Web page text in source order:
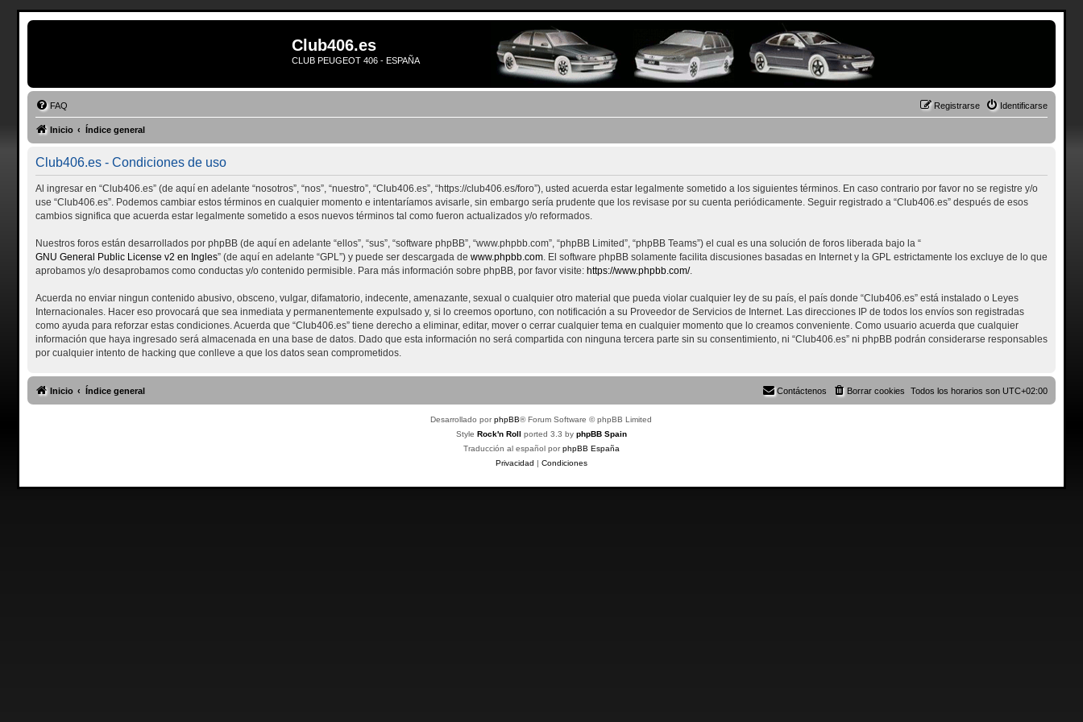
Club406.es
CLUB PEUGEOT 406 - ESPAÑA
FAQ Identificarse
Registrarse
Inicio Índice general
Club406.es - Condiciones de uso
Al ingresar en “Club406.es” (de aquí en adelante “nosotros”, “nos”, “nuestro”, “Club406.es”, “https://club406.es/foro”), usted acuerda estar legalmente sometido a los siguientes términos. En caso contrario por favor no se registre y/o
use “Club406.es”. Podemos cambiar estos términos en cualquier momento e intentaríamos avisarle, sin embargo sería prudente que los revisase por su cuenta periódicamente. Seguir registrado a “Club406.es” después de esos
cambios significa que acuerda estar legalmente sometido a esos nuevos términos tal como fueron actualizados y/o reformados.
Nuestros foros están desarrollados por phpBB (de aquí en adelante “ellos”, “sus”, “software phpBB”, “www.phpbb.com”, “phpBB Limited”, “phpBB Teams”) el cual es una solución de foros liberada bajo la “
GNU General Public License v2 en Ingles” (de aquí en adelante “GPL”) y puede ser descargada de www.phpbb.com. El software phpBB solamente facilita discusiones basadas en Internet y la GPL estrictamente los excluye de lo que
aprobamos y/o desaprobamos como conductas y/o contenido permisible. Para más información sobre phpBB, por favor visite: https://www.phpbb.com/.
Acuerda no enviar ningun contenido abusivo, obsceno, vulgar, difamatorio, indecente, amenazante, sexual o cualquier otro material que pueda violar cualquier ley de su país, el país donde “Club406.es” está instalado o Leyes
Internacionales. Hacer eso provocará que sea inmediata y permanentemente expulsado y, si lo creemos oportuno, con notificación a su Proveedor de Servicios de Internet. Las direcciones IP de todos los envíos son registradas
como ayuda para reforzar estas condiciones. Acuerda que “Club406.es” tiene derecho a eliminar, editar, mover o cerrar cualquier tema en cualquier momento que lo creamos conveniente. Como usuario acuerda que cualquier
información que haya ingresado será almacenada en una base de datos. Dado que esta información no será compartida con ninguna tercera parte sin su consentimiento, ni “Club406.es” ni phpBB podrán considerarse responsables
por cualquier intento de hacking que conlleve a que los datos sean comprometidos.
Inicio Índice general Todos los horarios sonUTC+02:00
Borrar cookies
Contáctenos
Desarrollado porphpBB® Forum Software © phpBB Limited
Style Rock'n Roll ported 3.3 by phpBB Spain
Traducción al español porphpBB España
Privacidad | Condiciones